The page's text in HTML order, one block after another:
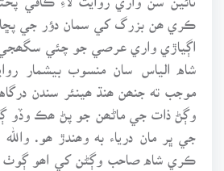
ڪري ھن بزرگ کي سمان دؤر جي
اڳياڙي واري عرصي جو چئي سگھجي
شاه الياس سان منسوب بيشمار
موجب ته جنھن ھنڌ ھينئر سندن
وڳڻ ذات جي ماڻھن جو پڻ ھڪ وڏو
جي ڀر مان درياء به وھندڙ ھو.
ڪري شاه صاحب وڳڻن کي اھو ڳوٺ